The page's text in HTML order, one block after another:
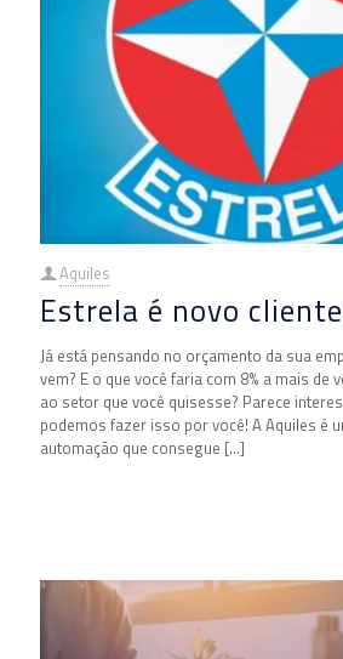
Aquiles
Estrela é novo
Já está pensando no orçamento da sua
vem? E o que você faria com 8% a mais de
ao setor que você quisesse? Parece
podemos fazer isso por você! A Aquiles é
automação que consegue […]